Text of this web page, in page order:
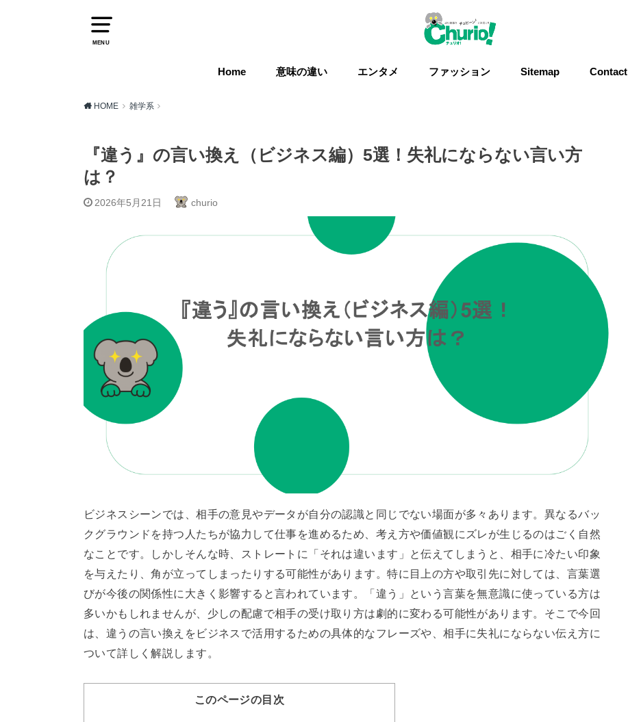
MENU
Home 意味の違い エンタメ ファッション Sitemap Contact
HOME 雑学系
『違う』の言い換え（ビジネス編）5選！失礼にならない言い方
は？
2026年5月21日 churio
ビジネスシーンでは、相手の意見やデータが自分の認識と同じでない場面が多々あります。異なるバッ
クグラウンドを持つ人たちが協力して仕事を進めるため、考え方や価値観にズレが生じるのはごく自然
なことです。しかしそんな時、ストレートに「それは違います」と伝えてしまうと、相手に冷たい印象
を与えたり、角が立ってしまったりする可能性があります。特に目上の方や取引先に対しては、言葉選
びが今後の関係性に大きく影響すると言われています。「違う」という言葉を無意識に使っている方は
多いかもしれませんが、少しの配慮で相手の受け取り方は劇的に変わる可能性があります。そこで今回
は、違うの言い換えをビジネスで活用するための具体的なフレーズや、相手に失礼にならない伝え方に
ついて詳しく解説します。
このページの目次